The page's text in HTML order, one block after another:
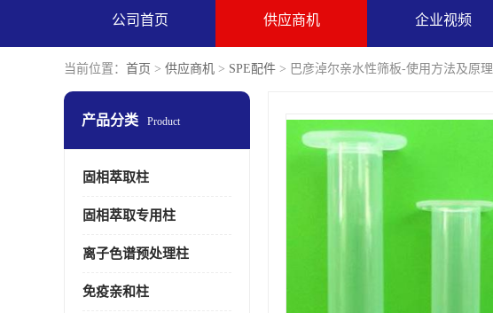
公司首页 供应商机 企业视频
当前位置： 首页 > 供应商机 > SPE配件 > 巴彦淖尔亲水性筛板-使用方法及原理
产品分类 Product
固相萃取柱
固相萃取专用柱
离子色谱预处理柱
免疫亲和柱